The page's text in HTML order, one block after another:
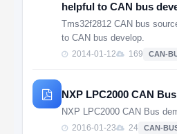
helpful to CAN bus
Tms32f2812 CAN bus
to CAN bus develop.
2014-01-12 169 CAN-
NXP LPC2000 CAN
NXP LPC2000 CAN Bus
2016-01-23 24 CAN-